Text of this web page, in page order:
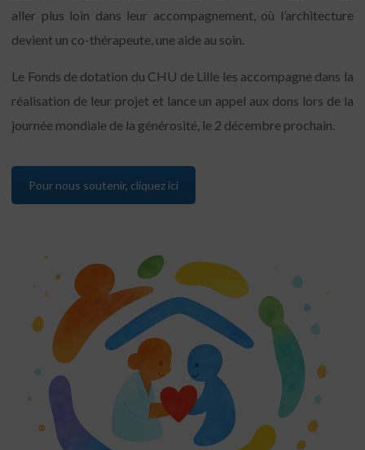
aller plus loin dans leur accompagnement, où l’architecture
devient un co-thérapeute, une aide au soin.
Le Fonds de dotation du CHU de Lille les accompagne dans la
réalisation de leur projet et lance un appel aux dons lors de la
journée mondiale de la générosité, le 2 décembre prochain.
Pour nous soutenir, cliquez ici